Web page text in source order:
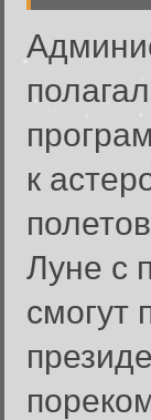
к
Луне с
смогут